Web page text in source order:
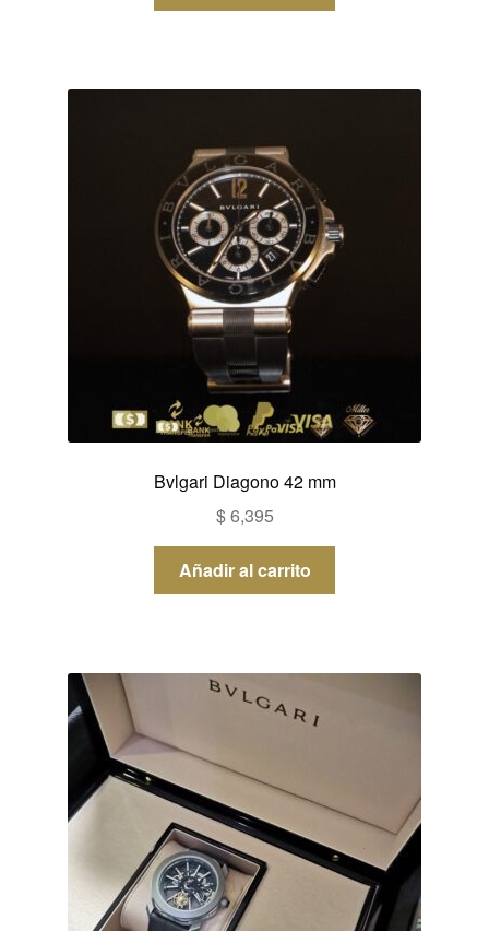
Bvlgari Diagono 42 mm
$6,395
Añadir al carrito